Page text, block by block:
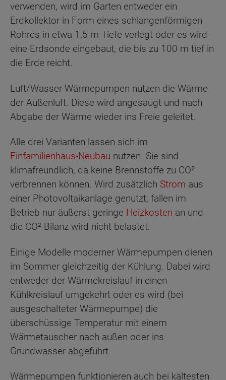
verwenden, wird im Garten entweder ein
Erdkollektor in Form eines schlangenförmigen
Rohres in etwa 1,5 m Tiefe verlegt oder es wird
eine Erdsonde eingebaut, die bis zu 100 m tief in
die Erde reicht.
Luft/Wasser-Wärmepumpen nutzen die Wärme
der Außenluft. Diese wird angesaugt und nach
Abgabe der Wärme wieder ins Freie geleitet.
Alle drei Varianten lassen sich im
Einfamilienhaus-Neubau nutzen. Sie sind
klimafreundlich, da keine Brennstoffe zu CO²
verbrennen können. Wird zusätzlich Strom aus
einer Photovoltaikanlage genutzt, fallen im
Betrieb nur äußerst geringe Heizkosten an und
die CO²-Bilanz wird nicht belastet.
Einige Modelle moderner Wärmepumpen dienen
im Sommer gleichzeitig der Kühlung. Dabei wird
entweder der Wärmekreislauf in einen
Kühlkreislauf umgekehrt oder es wird (bei
ausgeschalteter Wärmepumpe) die
überschüssige Temperatur mit einem
Wärmetauscher nach außen oder ins
Grundwasser abgeführt.
Wärmepumpen funktionieren auch bei kältesten